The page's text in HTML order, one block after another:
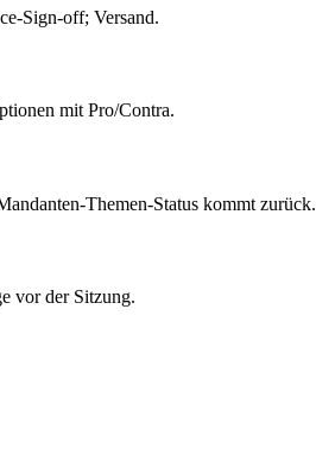
Sign-off; Versand.
mit Pro/Contra.
Themen-Status kommt zurück.
vor der Sitzung.